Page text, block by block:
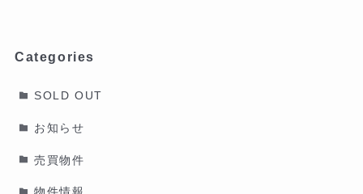
Categories
SOLD OUT
お知らせ
売買物件